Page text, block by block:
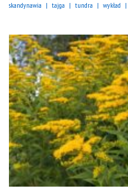
skandynawia
tajga tundra wykład